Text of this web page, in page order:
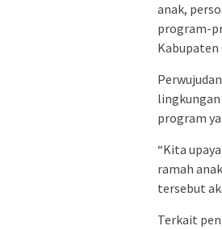
anak,
program-
Kabupaten
lingkungan
program
“Kita
ramah
tersebut
Terkait